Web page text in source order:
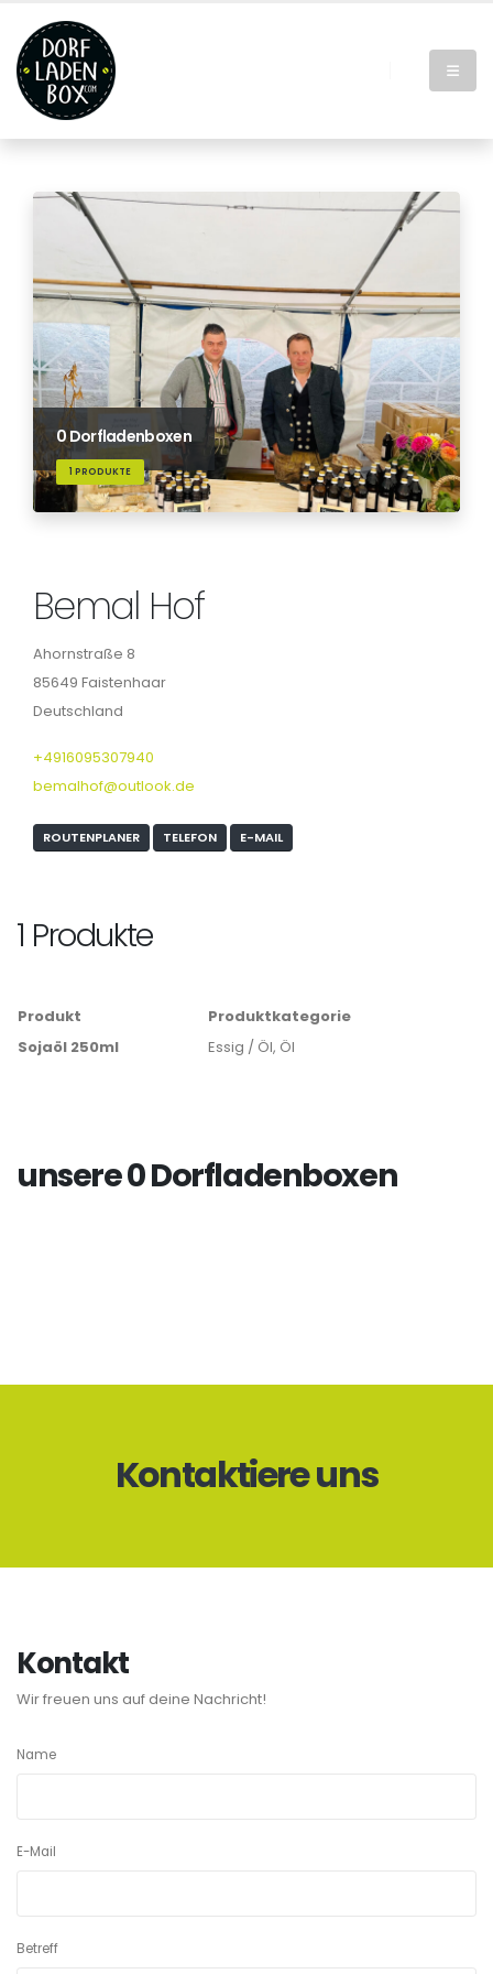
0 Dorfladenboxen
1 PRODUKTE
Bemal Hof
Ahornstraße 8
85649 Faistenhaar
Deutschland
+4916095307940
bemalhof@outlook.de
ROUTENPLANER TELEFON E-MAIL
1 Produkte
Produkt
Produktkategorie
Sojaöl 250ml
Essig / Öl, Öl
unsere 0 Dorfladenboxen
Kontaktiere uns
Kontakt
Wir freuen uns auf deine Nachricht!
Name
E-Mail
Betreff